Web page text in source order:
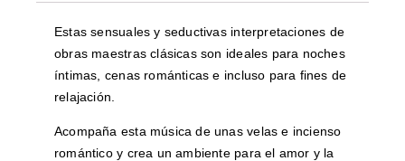
Estas sensuales y seductivas interpretaciones de
obras maestras clásicas son ideales para noches
íntimas, cenas románticas e incluso para fines de
relajación.
Acompaña esta música de unas velas e incienso
romántico y crea un ambiente para el amor y la